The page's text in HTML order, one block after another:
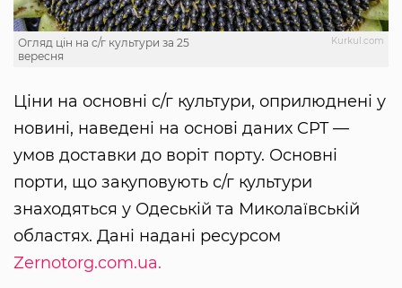
Kurkul.com
Огляд цін на с/г культури за 25
вересня
Ціни на основні с/г культури, оприлюднені у
новині, наведені на основі даних CPT —
умов доставки до воріт порту. Основні
порти, що закуповують с/г культури
знаходяться у Одеській та Миколаївській
областях. Дані надані ресурсом
Zernotorg.com.ua.